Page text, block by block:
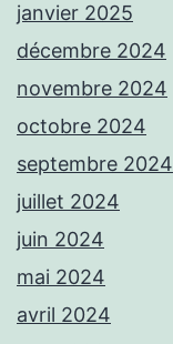
janvier 2025
décembre 2024
novembre 2024
octobre 2024
septembre 2024
juillet 2024
juin 2024
mai 2024
avril 2024